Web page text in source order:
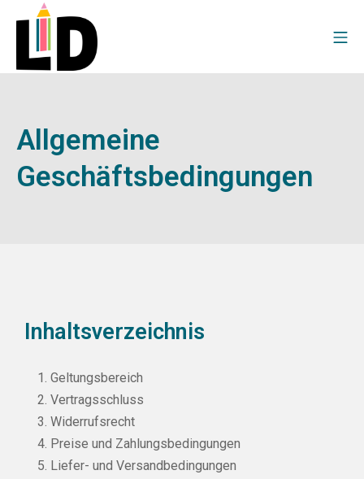
Allgemeine
Geschäftsbedingungen
Inhaltsverzeichnis
Geltungsbereich
Vertragsschluss
Widerrufsrecht
Preise und Zahlungsbedingungen
Liefer- und Versandbedingungen